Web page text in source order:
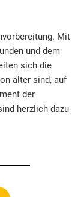
Mit
und dem
sich die
älter sind, auf
der
herzlich dazu